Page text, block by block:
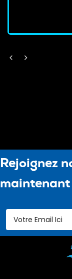
Rejoignez
maintenant